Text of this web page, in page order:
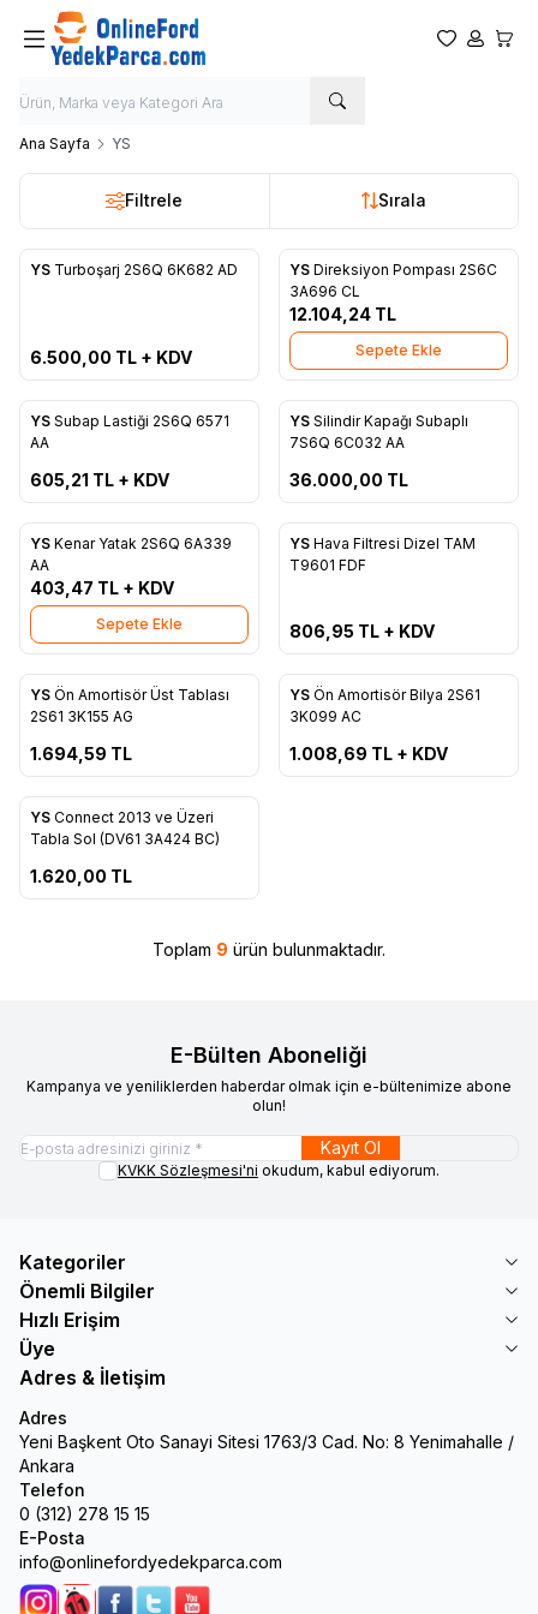
Favorilerim
Hesabım
Ana Sayfa YS
Filtrele Sırala
YS
Turboşarj 2S6Q 6K682 AD
6.500,00 TL + KDV
Favorilere Ekle
YS Direksiyon Pompası 2S6C
3A696 CL
12.104,24 TL
Sepete Ekle
Favorilere Ekle
YS Subap Lastiği 2S6Q 6571
AA
605,21 TL + KDV
Favorilere Ekle
Tükendi
YS Silindir Kapağı Subaplı
7S6Q 6C032 AA
36.000,00 TL
Favorilere Ekle
YS Kenar Yatak 2S6Q 6A339
AA
403,47 TL + KDV
Sepete Ekle
Favorilere Ekle
Tükendi
YS Hava Filtresi Dizel TAM
T9601 FDF
806,95 TL + KDV
Favorilere Ekle
YS Ön Amortisör Üst Tablası
2S61 3K155 AG
1.694,59 TL
Favorilere Ekle
Tükendi
YS Ön Amortisör Bilya 2S61
3K099 AC
1.008,69 TL + KDV
Favorilere Ekle
YS Connect 2013 ve Üzeri
Tabla Sol (DV61 3A424 BC)
1.620,00 TL
Toplam 9 ürün bulunmaktadır.
E-Bülten Aboneliği
Kampanya ve yeniliklerden haberdar olmak için e-bültenimize abone
olun!
Kayıt Ol
KVKK Sözleşmesi'ni okudum, kabul ediyorum.
Kategoriler
Önemli Bilgiler
Hızlı Erişim
Üye
Adres & İletişim
Adres
Yeni Başkent Oto Sanayi Sitesi 1763/3 Cad. No: 8 Yenimahalle /
Ankara
Telefon
0 (312) 278 15 15
E-Posta
info@onlinefordyedekparca.com